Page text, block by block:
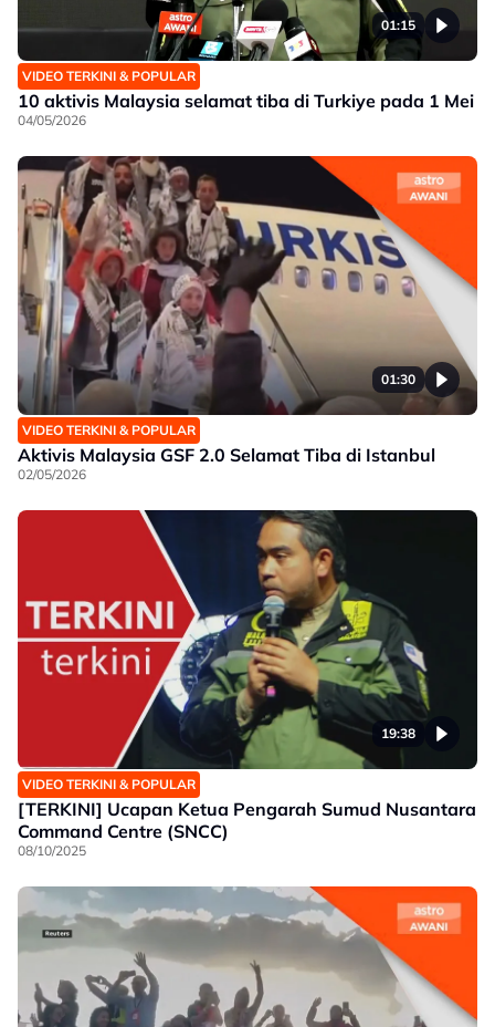
01:15
VIDEO TERKINI & POPULAR
10 aktivis Malaysia selamat tiba di Turkiye pada 1 Mei
04/05/2026
01:30
VIDEO TERKINI & POPULAR
Aktivis Malaysia GSF 2.0 Selamat Tiba di Istanbul
02/05/2026
19:38
VIDEO TERKINI & POPULAR
[TERKINI] Ucapan Ketua Pengarah Sumud Nusantara
Command Centre (SNCC)
08/10/2025